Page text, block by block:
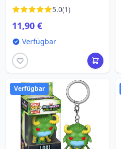
Loki Alligator Loki
5.0(1)
11,90 €
Verfügbar
Verfügbar